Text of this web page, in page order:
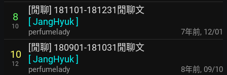
8
10
[閒聊] 181101-181231閒聊文
[JangHyuk]
perfumelady 7年前, 12/01
10
12
[閒聊] 180901-181031閒聊文
[JangHyuk]
perfumelady 8年前, 09/10